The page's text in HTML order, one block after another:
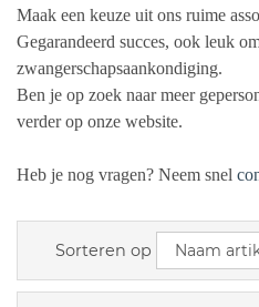
Maak een keuze uit ons ruime
Gegarandeerd succes, ook leuk
zwangerschapsaankondiging.
Ben je op zoek naar meer
verder op onze website.
Heb je nog vragen? Neem snel
Sorteren op